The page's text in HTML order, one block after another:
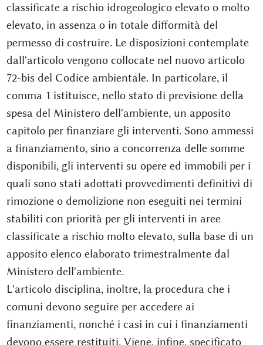
classificate a rischio idrogeologico elevato o molto
elevato, in assenza o in totale difformità del
permesso di costruire. Le disposizioni contemplate
dall'articolo vengono collocate nel nuovo articolo
72-bis del Codice ambientale. In particolare, il
comma 1 istituisce, nello stato di previsione della
spesa del Ministero dell'ambiente, un apposito
capitolo per finanziare gli interventi. Sono ammessi
a finanziamento, sino a concorrenza delle somme
disponibili, gli interventi su opere ed immobili per i
quali sono stati adottati provvedimenti definitivi di
rimozione o demolizione non eseguiti nei termini
stabiliti con priorità per gli interventi in aree
classificate a rischio molto elevato, sulla base di un
apposito elenco elaborato trimestralmente dal
Ministero dell'ambiente.
L'articolo disciplina, inoltre, la procedura che i
comuni devono seguire per accedere ai
finanziamenti, nonché i casi in cui i finanziamenti
devono essere restituiti. Viene, infine, specificato